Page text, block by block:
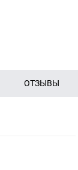
ОТЗЫВЫ